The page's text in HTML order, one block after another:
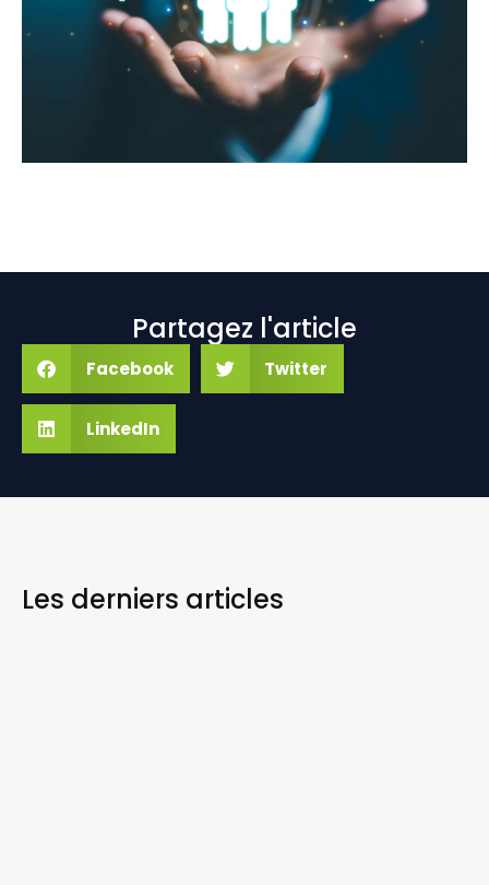
Partagez l'article
Facebook Twitter
LinkedIn
Les derniers articles